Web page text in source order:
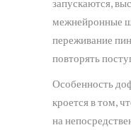
запускаются,
межнейронные
переживание
повторять
Особенность
кроется в том,
на